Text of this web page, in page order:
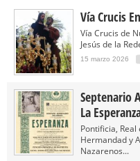
Vía Crucis
Vía Crucis de
Jesús de la
15 marzo 2026
Septenario
La
Pontificia, Real
Hermandad y
Nazarenos...